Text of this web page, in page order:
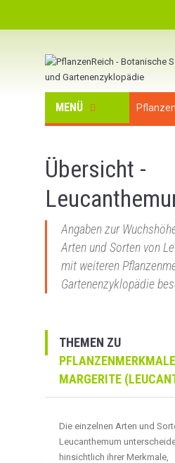
MENÜ
Übersicht -
Angaben zur
Arten und Sorten von
mit weiteren
Gartenenzyklopädie
THEMEN ZU
MARGERITE
Die einzelnen Arten und
Leucanthemum
hinsichtlich ihrer Merkmale,